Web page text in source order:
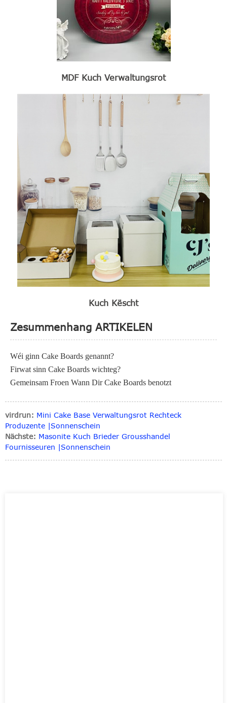
MDF Kuch Verwaltungsrot
Kuch Këscht
Zesummenhang ARTIKELEN
Wéi ginn Cake Boards genannt?
Firwat sinn Cake Boards wichteg?
Gemeinsam Froen Wann Dir Cake Boards benotzt
virdrun: Mini Cake Base Verwaltungsrot Rechteck
Produzente |Sonnenschein
Nächste: Masonite Kuch Brieder Grousshandel
Fournisseuren |Sonnenschein